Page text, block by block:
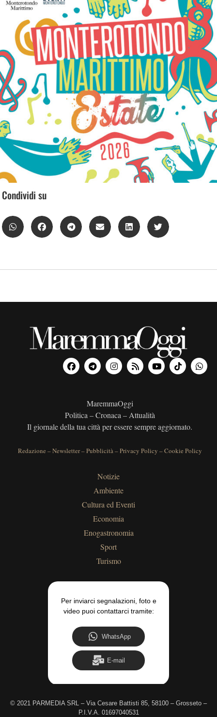
Condividi su
MaremmaOggi
Politica – Cronaca – Attualità
Il giornale della tua città per essere sempre aggiornato.
Redazione –Newsletter–Pubblicità–Privacy Policy –Cookie Policy
Notizie
Ambiente
Cultura ed Eventi
Economia
Enogastronomia
Sport
Turismo
Per inviarci segnalazioni, foto e
video puoi contattarci tramite:
WhatsApp
E-mail
© 2021 PARMEDIA SRL – Via Cesare Battisti 85, 58100 – Grosseto –
P.I.V.A. 01697040531